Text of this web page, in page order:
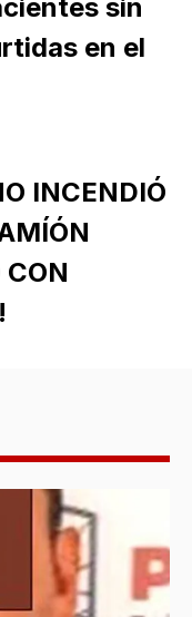
sin
en el
INCENDIÓ
CON